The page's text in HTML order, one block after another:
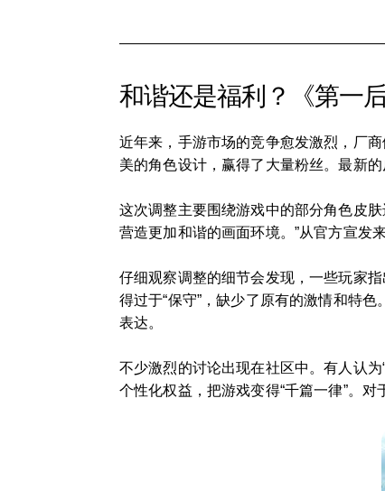
和谐还是福利？《第一
近年来，手游市场的竞争愈发激烈，厂
美的角色设计，赢得了大量粉丝。最新
这次调整主要围绕游戏中的部分角色皮
营造更加和谐的画面环境。”从官方宣发
仔细观察调整的细节会发现，一些玩家
得过于“保守”，缺少了原有的激情和特
表达。
不少激烈的讨论出现在社区中。有人认为
个性化权益，把游戏变得“千篇一律”。